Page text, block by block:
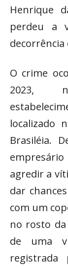
Henrique
perdeu a
decorrência
O crime
2023,
localizado
Brasiléia.
empresário
agredir a
dar
com um
no rosto
de uma
registrada